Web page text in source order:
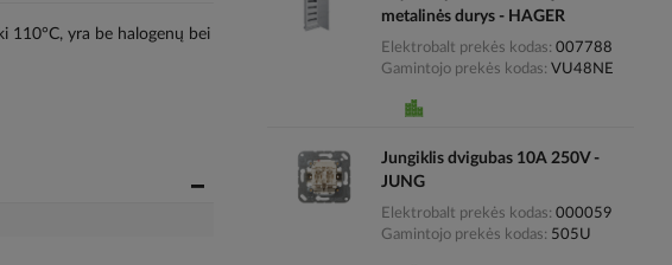
110°C, yra be halogenų bei
metalinės durys - HAGER
Elektrobalt prekės kodas 007788
Gamintojo prekės kodas VU48NE
Jungiklis dvigubas 10A 250V -
JUNG
Elektrobalt prekės kodas 000059
Gamintojo prekės kodas
505U